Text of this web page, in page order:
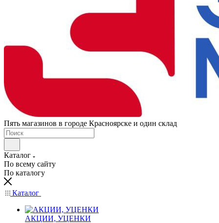
Пять магазинов в городе Красноярске и один склад
Каталог
По всему сайту
По каталогу
Каталог
АКЦИИ, УЦЕНКИ